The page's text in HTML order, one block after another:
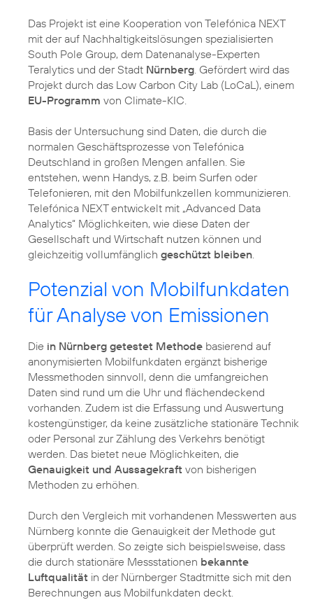
Das Projekt ist eine Kooperation von Telefónica NEXT
mit der auf Nachhaltigkeitslösungen spezialisierten
South Pole Group, dem Datenanalyse-Experten
Teralytics und der Stadt Nürnberg . Gefördert wird das
Projekt durch das Low Carbon City Lab (LoCaL), einem
EU-Programm von Climate-KIC.
Basis der Untersuchung sind Daten, die durch die
normalen Geschäftsprozesse von Telefónica
Deutschland in großen Mengen anfallen. Sie
entstehen, wenn Handys, z.B. beim Surfen oder
Telefonieren, mit den Mobilfunkzellen kommunizieren.
Telefónica NEXT entwickelt mit „Advanced Data
Analytics“ Möglichkeiten, wie diese Daten der
Gesellschaft und Wirtschaft nutzen können und
gleichzeitig vollumfänglich geschützt bleiben
Potenzial von Mobilfunkdaten
für Analyse von Emissionen
Die in Nürnberg getestet Methode basierend auf
anonymisierten Mobilfunkdaten ergänzt bisherige
Messmethoden sinnvoll, denn die umfangreichen
Daten sind rund um die Uhr und flächendeckend
vorhanden. Zudem ist die Erfassung und Auswertung
kostengünstiger, da keine zusätzliche stationäre Technik
oder Personal zur Zählung des Verkehrs benötigt
werden. Das bietet neue Möglichkeiten, die
Genauigkeit und Aussagekraft von bisherigen
Methoden zu erhöhen.
Durch den Vergleich mit vorhandenen Messwerten aus
Nürnberg konnte die Genauigkeit der Methode gut
überprüft werden. So zeigte sich beispielsweise, dass
die durch stationäre Messstationen bekannte
Luftqualität in der Nürnberger Stadtmitte sich mit den
Berechnungen aus Mobilfunkdaten deckt.